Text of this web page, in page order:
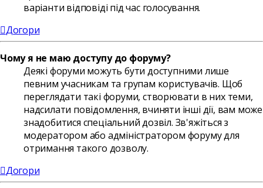
варіанти відповіді під час голосування.
Догори
Чому я не маю доступу до форуму?
Деякі форуми можуть бути доступними лише
певним учасникам та групам користувачів. Щоб
переглядати такі форуми, створювати в них теми,
надсилати повідомлення, вчиняти інші дії, вам може
знадобитися спеціальний дозвіл. Зв'яжіться з
модератором або адміністратором форуму для
отримання такого дозволу.
Догори